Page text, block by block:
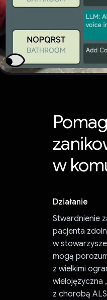
w
Działanie
Stwardnienie
pacjenta
w
mogą
z wielkimi
wielojęzyczna
z chorobą